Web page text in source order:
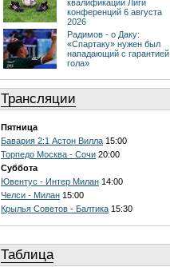
квалификации Лиги
конференций 6 августа
2026
Радимов - о Даку:
«Спартаку» нужен был
нападающий с гарантией
гола»
Трансляции
Пятница
Бавария 2:1 Астон Вилла 15:00
Торпедо Москва - Сочи 20:00
Суббота
Ювентус - Интер Милан 14:00
Челси - Милан 15:00
Крылья Советов - Балтика 15:30
Таблица